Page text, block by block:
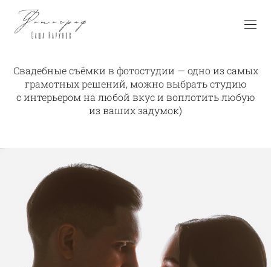
Свадебные съёмки в фотостудии — одно из самых
грамотных решений, можно выбрать студию
с интерьером на любой вкус и воплотить любую
из ваших задумок)